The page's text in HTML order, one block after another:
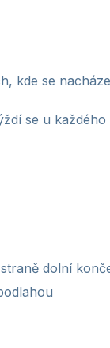
kde se
se u
dolní